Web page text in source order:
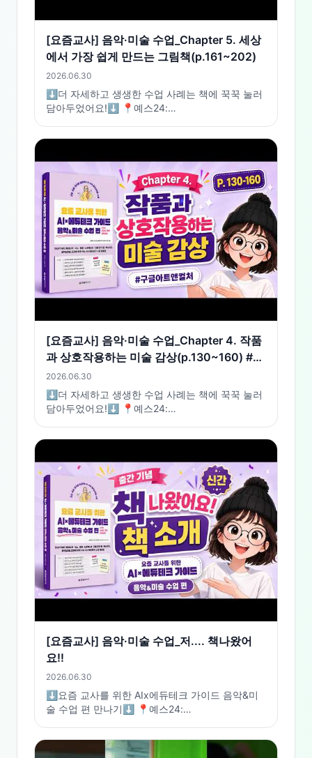
[요즘교사] 음악·미술 수업_Chapter 5. 세상
에서 가장 쉽게 만드는 그림책(p.161~202)
2026.06.30
⬇️더 자세하고 생생한 수업 사례는 책에 꾹꾹 눌러
담아두었어요!⬇️ 📍예스24:
https://www.yes24.com/product/goods/192509680
📍교보문고:
https://product.kyobobook.co.kr/detail/S000220340257
📍알라딘:
https://www.aladin.co.kr/shop/wproduct.aspx?
ItemId=396525566
[요즘교사] 음악·미술 수업_Chapter 4. 작품
과 상호작용하는 미술 감상(p.130~160) #구
글아트앤컬처
2026.06.30
⬇️더 자세하고 생생한 수업 사례는 책에 꾹꾹 눌러
담아두었어요!⬇️ 📍예스24:
https://www.yes24.com/product/goods/192509680
📍교보문고:
https://product.kyobobook.co.kr/detail/S000220340257
📍알라딘:
https://www.aladin.co.kr/shop/wproduct.aspx?
ItemId=396525566
[요즘교사] 음악·미술 수업_저.... 책나왔어
요!!
2026.06.30
⬇️요즘 교사를 위한 AIx에듀테크 가이드 음악&미
술 수업 편 만나기⬇️ 📍예스24:
https://www.yes24.com/product/goods/192509680
📍교보문고:
https://product.kyobobook.co.kr/detail/S000220340257